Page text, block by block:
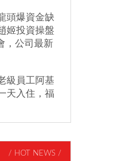
頭爆資金缺
姬投資操盤
，公司最新
級員工阿基
天入住，福
/ HOT NEWS /